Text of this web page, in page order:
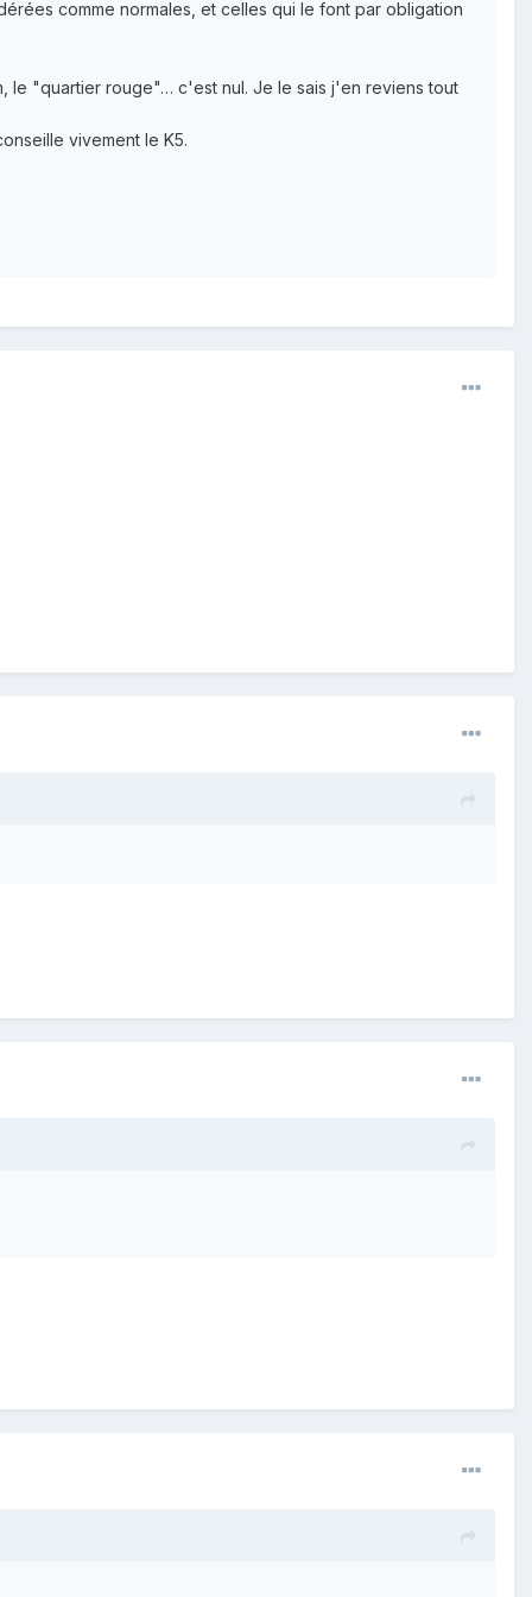
comme normales, et celles qui le font par obligation
le "quartier rouge"… c'est nul. Je le sais j'en reviens tout
vivement le K5.